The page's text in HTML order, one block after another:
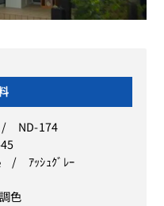
/ ND-174
/ ｱｯｼｭｸﾞﾚｰ
色